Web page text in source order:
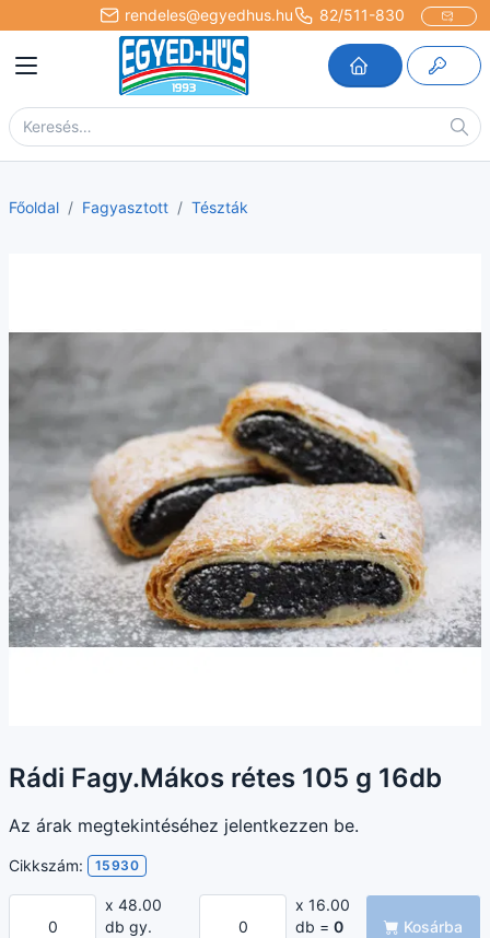
rendeles@egyedhus.hu 82/511-830
Főoldal Fagyasztott Tészták
Rádi Fagy.Mákos rétes 105 g 16db
Az árak megtekintéséhez jelentkezzen be.
Cikkszám: 15930
x 48.00
db gy.
x 16.00
db =0
Kosárba